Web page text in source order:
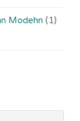
Modehn (1)